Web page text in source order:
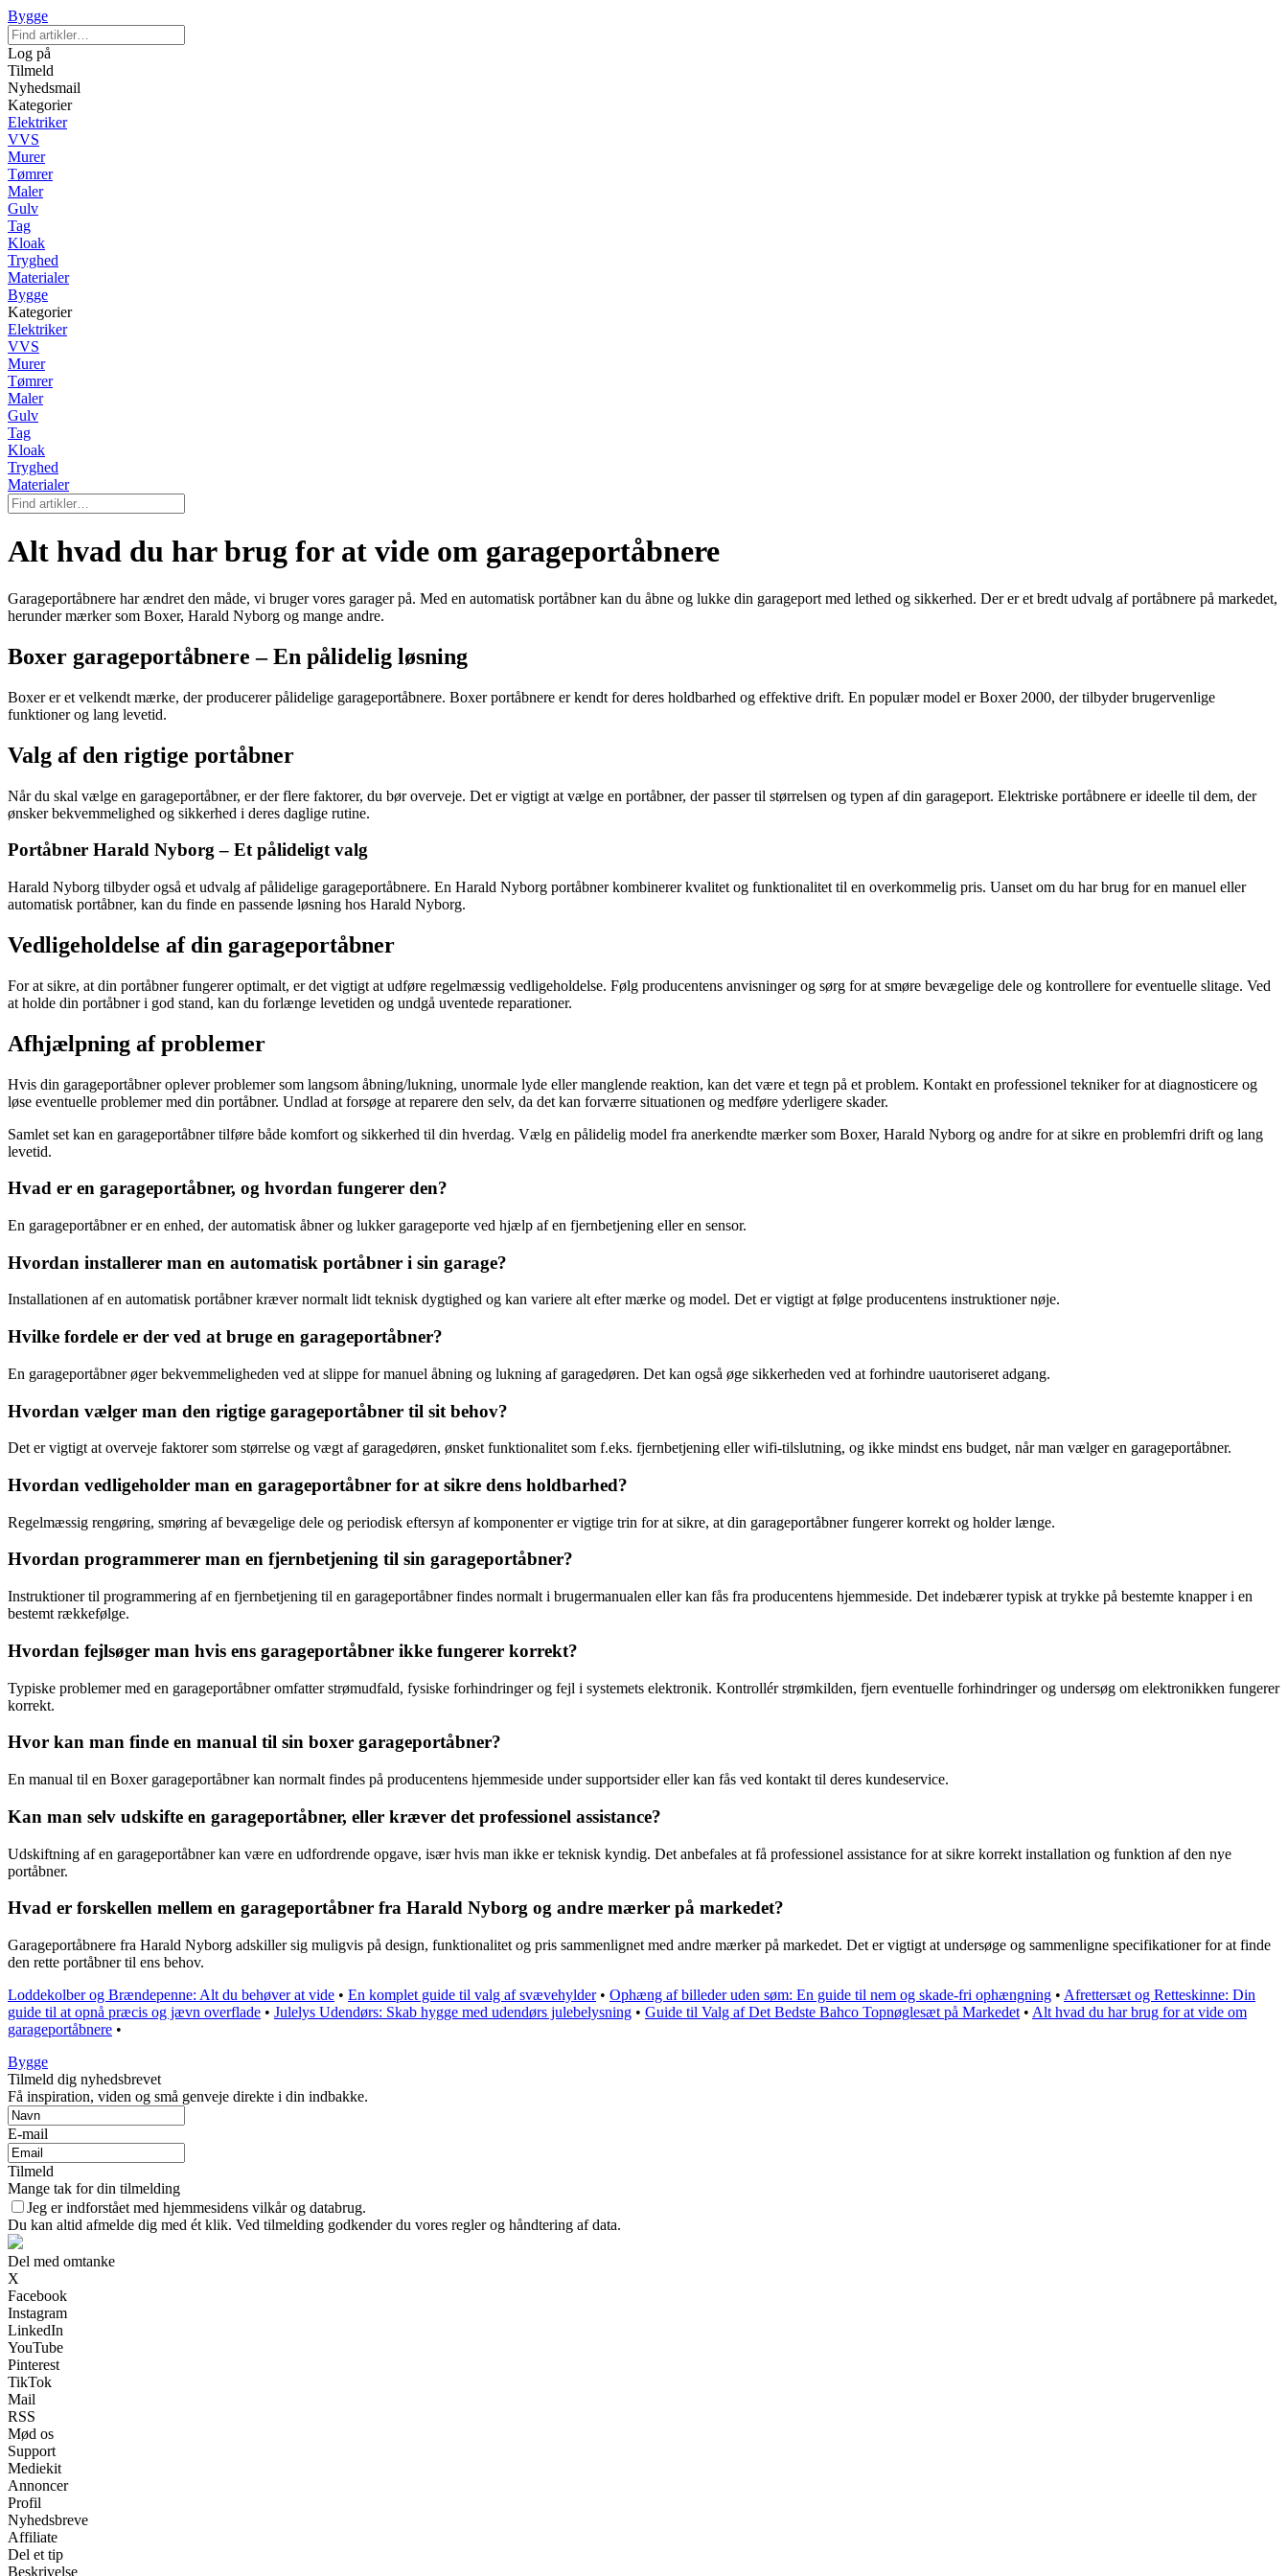
Bygge
Log på
Tilmeld
Nyhedsmail
Kategorier
Elektriker
VVS
Murer
Tømrer
Maler
Gulv
Tag
Kloak
Tryghed
Materialer
Bygge
Kategorier
Elektriker
VVS
Murer
Tømrer
Maler
Gulv
Tag
Kloak
Tryghed
Materialer
Alt hvad du har brug for at vide om garageportåbnere
Garageportåbnere har ændret den måde, vi bruger vores garager på. Med en automatisk portåbner kan du åbne og lukke din garageport med lethed og sikkerhed. Der er et bredt udvalg af portåbnere på markedet,
herunder mærker som Boxer, Harald Nyborg og mange andre.
Boxer garageportåbnere – En pålidelig løsning
Boxer er et velkendt mærke, der producerer pålidelige garageportåbnere. Boxer portåbnere er kendt for deres holdbarhed og effektive drift. En populær model er Boxer 2000, der tilbyder brugervenlige
funktioner og lang levetid.
Valg af den rigtige portåbner
Når du skal vælge en garageportåbner, er der flere faktorer, du bør overveje. Det er vigtigt at vælge en portåbner, der passer til størrelsen og typen af din garageport. Elektriske portåbnere er ideelle til dem, der
ønsker bekvemmelighed og sikkerhed i deres daglige rutine.
Portåbner Harald Nyborg – Et pålideligt valg
Harald Nyborg tilbyder også et udvalg af pålidelige garageportåbnere. En Harald Nyborg portåbner kombinerer kvalitet og funktionalitet til en overkommelig pris. Uanset om du har brug for en manuel eller
automatisk portåbner, kan du finde en passende løsning hos Harald Nyborg.
Vedligeholdelse af din garageportåbner
For at sikre, at din portåbner fungerer optimalt, er det vigtigt at udføre regelmæssig vedligeholdelse. Følg producentens anvisninger og sørg for at smøre bevægelige dele og kontrollere for eventuelle slitage. Ved
at holde din portåbner i god stand, kan du forlænge levetiden og undgå uventede reparationer.
Afhjælpning af problemer
Hvis din garageportåbner oplever problemer som langsom åbning/lukning, unormale lyde eller manglende reaktion, kan det være et tegn på et problem. Kontakt en professionel tekniker for at diagnosticere og
løse eventuelle problemer med din portåbner. Undlad at forsøge at reparere den selv, da det kan forværre situationen og medføre yderligere skader.
Samlet set kan en garageportåbner tilføre både komfort og sikkerhed til din hverdag. Vælg en pålidelig model fra anerkendte mærker som Boxer, Harald Nyborg og andre for at sikre en problemfri drift og lang
levetid.
Hvad er en garageportåbner, og hvordan fungerer den?
En garageportåbner er en enhed, der automatisk åbner og lukker garageporte ved hjælp af en fjernbetjening eller en sensor.
Hvordan installerer man en automatisk portåbner i sin garage?
Installationen af en automatisk portåbner kræver normalt lidt teknisk dygtighed og kan variere alt efter mærke og model. Det er vigtigt at følge producentens instruktioner nøje.
Hvilke fordele er der ved at bruge en garageportåbner?
En garageportåbner øger bekvemmeligheden ved at slippe for manuel åbning og lukning af garagedøren. Det kan også øge sikkerheden ved at forhindre uautoriseret adgang.
Hvordan vælger man den rigtige garageportåbner til sit behov?
Det er vigtigt at overveje faktorer som størrelse og vægt af garagedøren, ønsket funktionalitet som f.eks. fjernbetjening eller wifi-tilslutning, og ikke mindst ens budget, når man vælger en garageportåbner.
Hvordan vedligeholder man en garageportåbner for at sikre dens holdbarhed?
Regelmæssig rengøring, smøring af bevægelige dele og periodisk eftersyn af komponenter er vigtige trin for at sikre, at din garageportåbner fungerer korrekt og holder længe.
Hvordan programmerer man en fjernbetjening til sin garageportåbner?
Instruktioner til programmering af en fjernbetjening til en garageportåbner findes normalt i brugermanualen eller kan fås fra producentens hjemmeside. Det indebærer typisk at trykke på bestemte knapper i en
bestemt rækkefølge.
Hvordan fejlsøger man hvis ens garageportåbner ikke fungerer korrekt?
Typiske problemer med en garageportåbner omfatter strømudfald, fysiske forhindringer og fejl i systemets elektronik. Kontrollér strømkilden, fjern eventuelle forhindringer og undersøg om elektronikken fungerer
korrekt.
Hvor kan man finde en manual til sin boxer garageportåbner?
En manual til en Boxer garageportåbner kan normalt findes på producentens hjemmeside under supportsider eller kan fås ved kontakt til deres kundeservice.
Kan man selv udskifte en garageportåbner, eller kræver det professionel assistance?
Udskiftning af en garageportåbner kan være en udfordrende opgave, især hvis man ikke er teknisk kyndig. Det anbefales at få professionel assistance for at sikre korrekt installation og funktion af den nye
portåbner.
Hvad er forskellen mellem en garageportåbner fra Harald Nyborg og andre mærker på markedet?
Garageportåbnere fra Harald Nyborg adskiller sig muligvis på design, funktionalitet og pris sammenlignet med andre mærker på markedet. Det er vigtigt at undersøge og sammenligne specifikationer for at finde
den rette portåbner til ens behov.
Loddekolber og Brændepenne: Alt du behøver at vide • En komplet guide til valg af svævehylder• Ophæng af billeder uden søm: En guide til nem og skade-fri ophængning • Afrettersæt og Retteskinne: Din
guide til at opnå præcis og jævn overflade • Julelys Udendørs: Skab hygge med udendørs julebelysning • Guide til Valg af Det Bedste Bahco Topnøglesæt på Markedet • Alt hvad du har brug for at vide om
garageportåbnere •
Bygge
Tilmeld dig nyhedsbrevet
Få inspiration, viden og små genveje direkte i din indbakke.
E-mail
Tilmeld
Mange tak for din tilmelding
Jeg er indforstået med hjemmesidens vilkår og databrug.
Du kan altid afmelde dig med ét klik. Ved tilmelding godkender du vores regler og håndtering af data.
Del med omtanke
X
Facebook
Instagram
LinkedIn
YouTube
Pinterest
TikTok
Mail
RSS
Mød os
Support
Mediekit
Annoncer
Profil
Nyhedsbreve
Affiliate
Del et tip
Beskrivelse